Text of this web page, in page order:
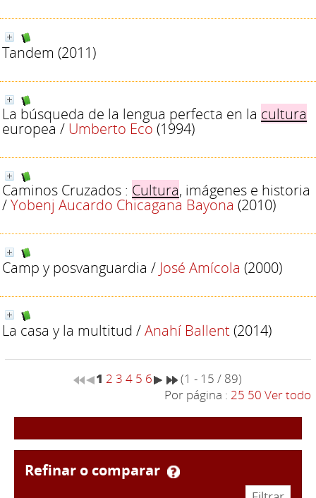
Tandem (2011)
La búsqueda de la lengua perfecta en la cultura
europea / Umberto Eco (1994)
Caminos Cruzados : Cultura, imágenes e historia
/Yobenj Aucardo Chicagana Bayona (2010)
Camp y posvanguardia / José Amícola (2000)
La casa y la multitud /Anahí Ballent(2014)
1 2 3 4 5 6
(1 - 15 / 89)
Por página : 25 50 Ver todo
refinar o comparar